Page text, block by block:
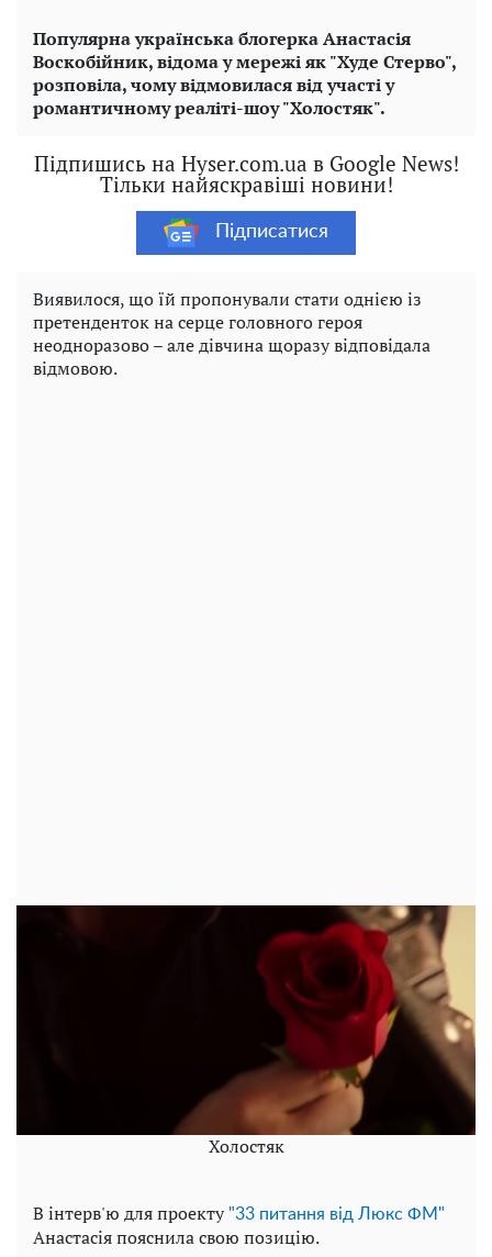
Популярна українська блогерка Анастасія
Воскобійник, відома у мережі як "Худе Стерво",
розповіла, чому відмовилася від участі у
романтичному реаліті-шоу "Холостяк".
Підпишись на Hyser.com.ua в Google News!
Тільки найяскравіші новини!
Підписатися
Виявилося, що їй пропонували стати однією із
претенденток на серце головного героя
неодноразово – але дівчина щоразу відповідала
відмовою.
Холостяк
В інтерв'ю для проекту "33 питання від Люкс ФМ"
Анастасія пояснила свою позицію.